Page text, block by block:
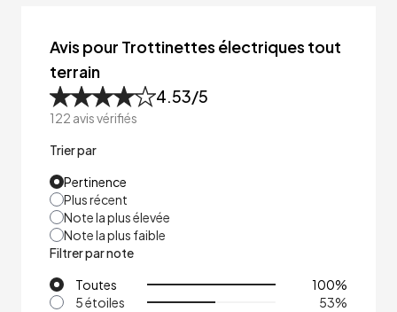
Avis pour Trottinettes électriques tout
terrain
4.53/5
122 avis vérifiés
Trier par
Pertinence
Plus récent
Note la plus élevée
Note la plus faible
Filtrer par note
Toutes
100%
5 étoiles
53%